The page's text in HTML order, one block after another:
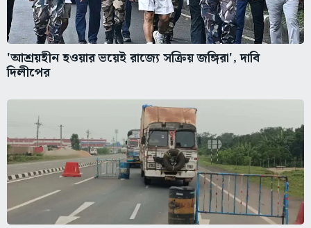
'আশ্রয়হীন হওয়ার ভয়েই রাজ্যে সক্রিয় জঙ্গিরা', দাবি
দিলীপের